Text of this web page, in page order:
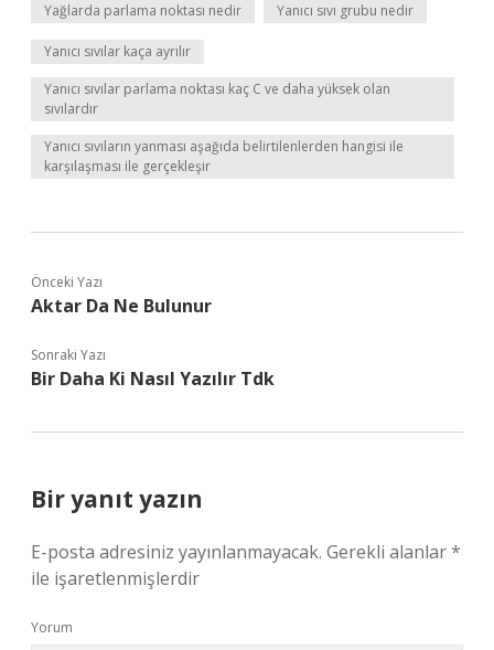
Yağlarda parlama noktası nedir Yanıcı sıvı grubu nedir
Yanıcı sıvılar kaça ayrılır
Yanıcı sıvılar parlama noktası kaç C ve daha yüksek olan
sıvılardır
Yanıcı sıvıların yanması aşağıda belirtilenlerden hangisi ile
karşılaşması ile gerçekleşir
Önceki Yazı
Aktar Da Ne Bulunur
Sonraki Yazı
Bir Daha Ki Nasıl Yazılır Tdk
Bir yanıt yazın
E-posta adresiniz yayınlanmayacak. Gerekli alanlar*
ile işaretlenmişlerdir
Yorum